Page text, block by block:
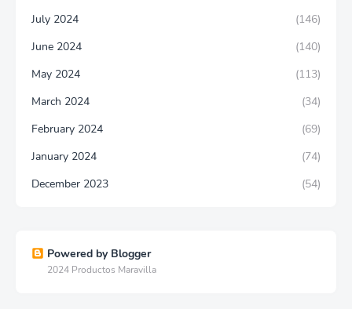
July 2024
(146)
June 2024
(140)
May 2024
(113)
March 2024
(34)
February 2024
(69)
January 2024
(74)
December 2023
(54)
Powered by Blogger
2024 Productos Maravilla